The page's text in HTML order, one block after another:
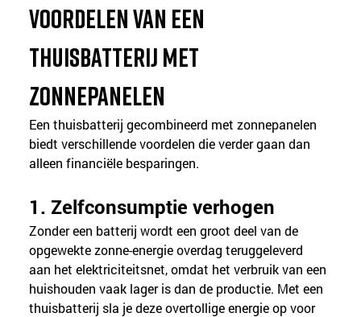
Voordelen van een
thuisbatterij met
zonnepanelen
Een thuisbatterij gecombineerd met zonnepanelen
biedt verschillende voordelen die verder gaan dan
alleen financiële besparingen.
1. Zelfconsumptie verhogen
Zonder een batterij wordt een groot deel van de
opgewekte zonne-energie overdag teruggeleverd
aan het elektriciteitsnet, omdat het verbruik van een
huishouden vaak lager is dan de productie. Met een
thuisbatterij sla je deze overtollige energie op voor